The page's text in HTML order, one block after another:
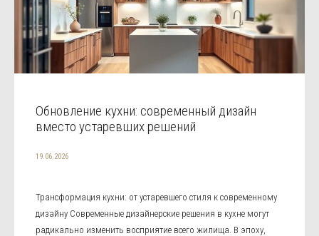
Обновление кухни: современный дизайн
вместо устаревших решений
19.06.2026
Трансформация кухни: от устаревшего стиля к современному
дизайну Современные дизайнерские решения в кухне могут
радикально изменить восприятие всего жилища. В эпоху,